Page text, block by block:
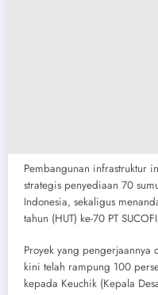
​Pembangunan infrastruktur
strategis penyediaan 70
Indonesia, sekaligus
tahun (HUT) ke-70 PT
Proyek yang
kini telah rampung 100
kepada Keuchik (Kepala